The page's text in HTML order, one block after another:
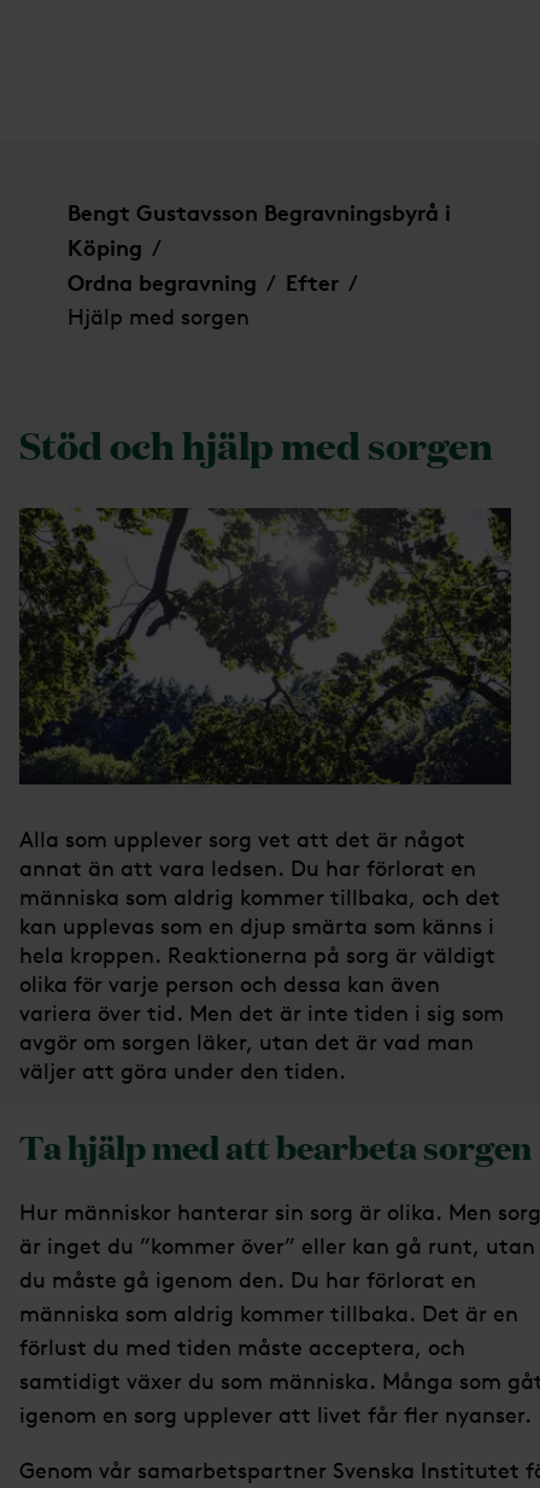
Bengt Gustavsson Begravningsbyrå i
Köping /
Ordna begravning / Efter /
Hjälp med sorgen
Stöd och hjälp med sorgen
Alla som upplever sorg vet att det är något
annat än att vara ledsen. Du har förlorat en
människa som aldrig kommer tillbaka, och det
kan upplevas som en djup smärta som känns i
hela kroppen. Reaktionerna på sorg är väldigt
olika för varje person och dessa kan även
variera över tid. Men det är inte tiden i sig som
avgör om sorgen läker, utan det är vad man
väljer att göra under den tiden.
Ta hjälp med att bearbeta sorgen
Hur människor hanterar sin sorg är olika. Men sorg
är inget du ”kommer över” eller kan gå runt, utan
du måste gå igenom den. Du har förlorat en
människa som aldrig kommer tillbaka. Det är en
förlust du med tiden måste acceptera, och
samtidigt växer du som människa. Många som
igenom en sorg upplever att livet får fler nyanser.
Genom vår samarbetspartner Svenska Institutet